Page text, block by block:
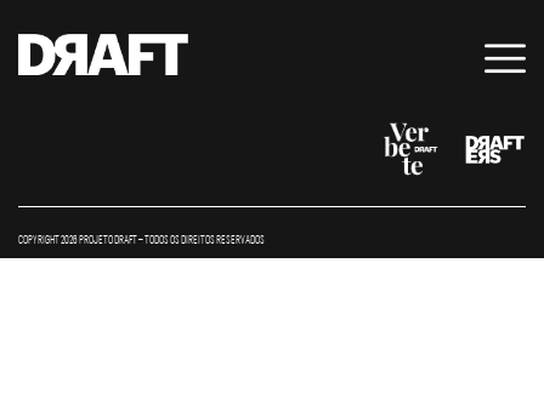
COPYRIGHT 2026 PROJETO DRAFT – TODOS OS DIREITOS RESERVADOS